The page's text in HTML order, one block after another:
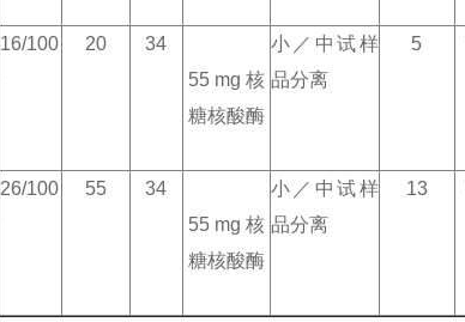
16/100 20
34
55 mg 核
糖核酸酶
小／中试样
品分离
5
26/100 55
34
55 mg 核
糖核酸酶
小／中试样
品分离
13